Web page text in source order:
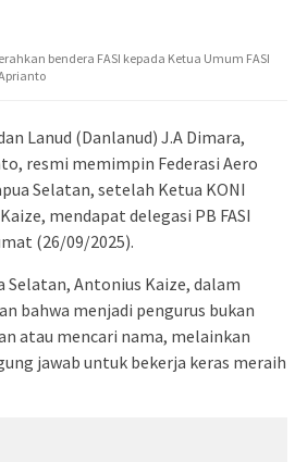
bendera FASI kepada Ketua Umum FASI
Lanud (Danlanud) J.A Dimara,
resmi memimpin Federasi Aero
Selatan, setelah Ketua KONI
mendapat delegasi PB FASI
(26/09/2025).
Selatan, Antonius Kaize, dalam
bahwa menjadi pengurus bukan
atau mencari nama, melainkan
jawab untuk bekerja keras meraih